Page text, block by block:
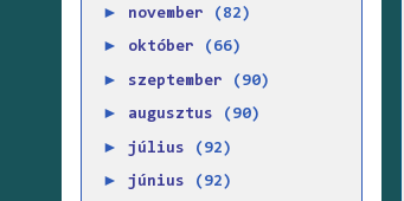
► november (82)
► október (66)
► szeptember (90)
► augusztus (90)
► július (92)
► június (92)